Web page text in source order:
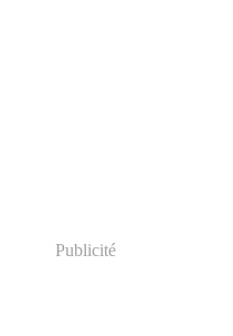
Publicité